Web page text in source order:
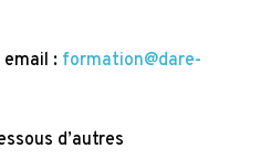
email : formation@dare-
d’autres